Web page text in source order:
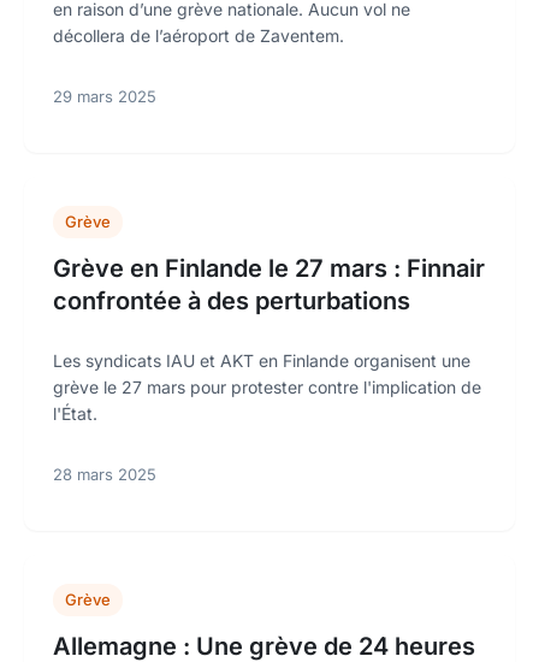
en raison d’une grève nationale. Aucun vol ne
décollera de l’aéroport de Zaventem.
29 mars 2025
Grève
Grève en Finlande le 27 mars : Finnair
confrontée à des perturbations
Les syndicats IAU et AKT en Finlande organisent une
grève le 27 mars pour protester contre l'implication de
l'État.
28 mars 2025
Grève
Allemagne : Une grève de 24 heures